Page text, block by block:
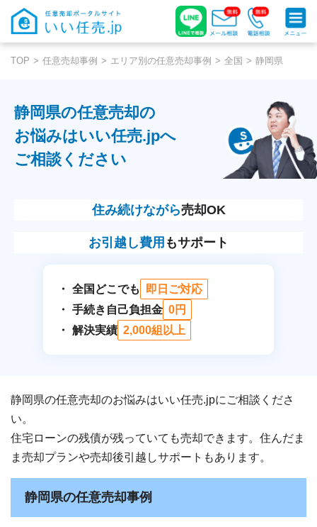
TOP 任意売却事例 エリア別の任意売却事例 全国 静岡県
静岡県の任意売却の
お悩みはいい任売.jpへ
ご相談ください
住み続けながら売却OK
お引越し費用 もサポート
全国どこでも
即日ご対応
手続き自己負担金 0円
解決実績 2,000組以上
静岡県の任意売却のお悩みはいい任売.jpにご相談くださ
い。
住宅ローンの残債が残っていても売却できます。住んだま
ま売却プランや売却後引越しサポートもあります。
静岡県の任意売却事例